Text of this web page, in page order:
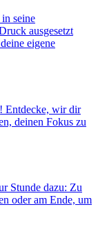
seine
ausgesetzt
eigene
Entdecke, wir dir
deinen Fokus zu
Stunde dazu: Zu
oder am Ende, um